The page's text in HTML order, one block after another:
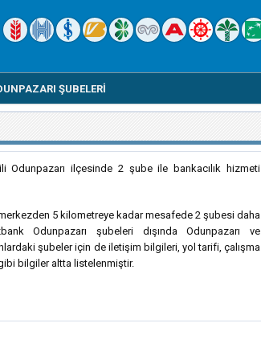
ŞUBELERI
Odunpazarı ilçesinde 2 şube ile bankacılık hizmeti
5 kilometreye kadar mesafede 2 şubesi daha
Odunpazarı şubeleri dışında Odunpazarı ve
şubeler için de iletişim bilgileri, yol tarifi, çalışma
bilgiler altta listelenmiştir.